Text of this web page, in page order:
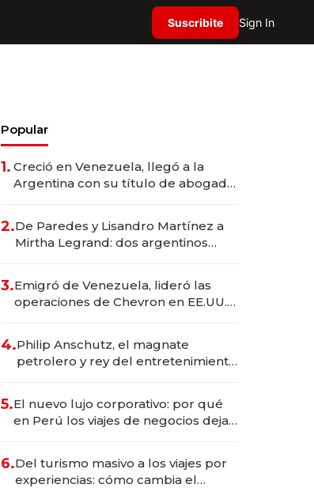
Suscribite Sign In
Popular
1. Creció en Venezuela, llegó a la
Argentina con su título de abogado
marcas "fast premium"
2.De Paredes y Lisandro Martínez a
Mirtha Legrand: dos argentinos
3.Emigró de Venezuela, lideró las
operaciones de Chevron en EE.UU. y
4.Philip Anschutz, el magnate
petrolero y rey del entretenimiento
5.El nuevo lujo corporativo: por qué
en Perú los viajes de negocios dejan
6.Del turismo masivo a los viajes por
experiencias: cómo cambia el